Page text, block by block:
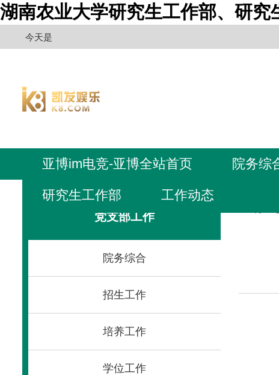
湖南农业大学研究生工作部、研究
今天是
亚博im电竞-亚博全站首页 院务综
研究生工作部 工作动态
党支部工作
院务综合
招生工作
培养工作
学位工作